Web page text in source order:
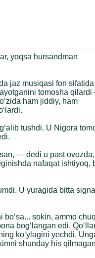
yoqsa hursandman
jaz musiqasi fon sifatida
tomosha
ham jiddiy, ham
tushdi. U Nigora
— dedi u past ovozda,
nafaqat ishtiyoq,
U yuragida bitta
sokin, ammo
bog‘langan edi.
ko‘ylagini yechdi.
shunday his qilmagan